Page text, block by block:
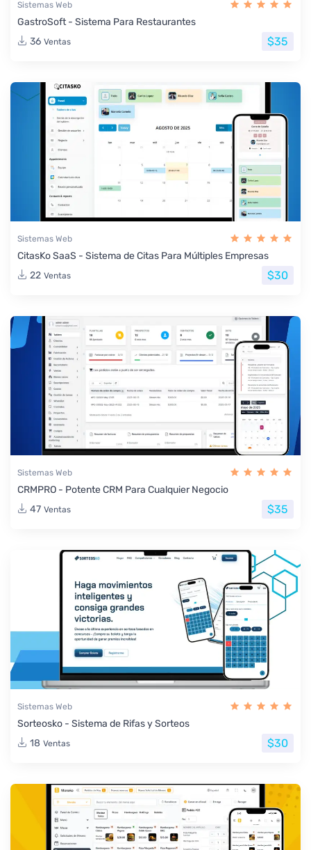
Sistemas Web
GastroSoft - Sistema Para Restaurantes
36 Ventas $35
Sistemas Web
CitasKo SaaS - Sistema de Citas Para Múltiples Empresas
22 Ventas $30
Sistemas Web
CRMPRO - Potente CRM Para Cualquier Negocio
47 Ventas $35
Sistemas Web
Sorteosko - Sistema de Rifas y Sorteos
18 Ventas $30